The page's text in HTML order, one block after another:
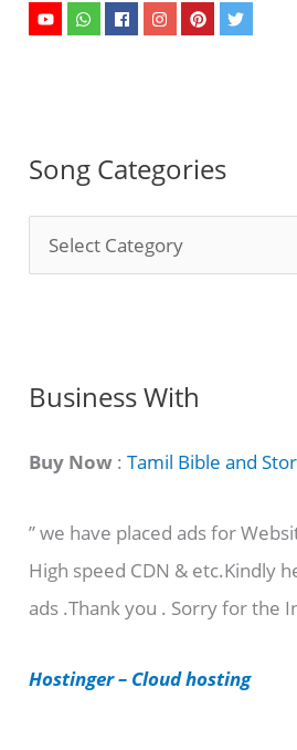
Song Categories
o
C
t
g
o
r
e
Business With
Buy Now :Tamil Bible and
” we have placed ads for
High speed CDN & etc.Kindly
ads .Thank you . Sorry for the
Hostinger – Cloud hosting